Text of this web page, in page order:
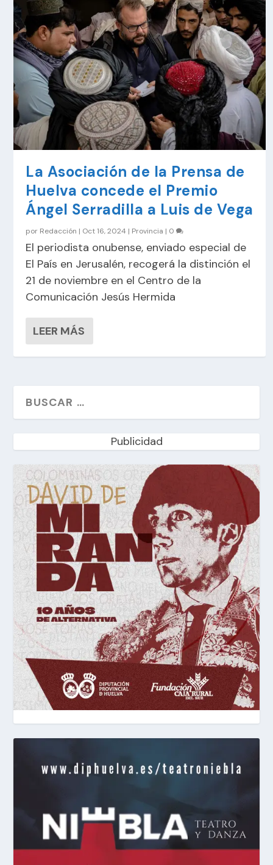
La Asociación de la Prensa de
Huelva concede el Premio
Ángel Serradilla a Luis de Vega
por Redacción | Oct 16, 2024 | Provincia | 0
El periodista onubense, enviado especial de
El País en Jerusalén, recogerá la distinción el
21 de noviembre en el Centro de la
Comunicación Jesús Hermida
LEER MÁS
Publicidad